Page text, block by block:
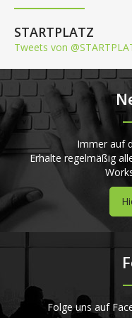
STARTPLATZ
Tweets von
Immer auf
Erhalte regelmäßig
Folge uns auf